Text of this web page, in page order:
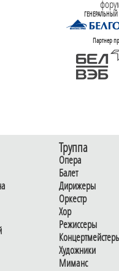
Партнер
Труппа
Опера
Балет
Дирижеры
Оркестр
Хор
Режиссеры
Художники
Миманс